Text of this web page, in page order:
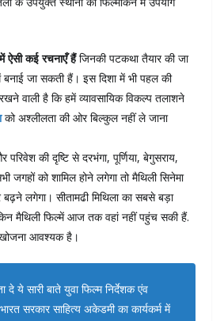
में ऐसी कई रचनाएँ हैंजिनकी पटकथा तैयार की जा
जा सकती हैं। इस दिशा में भी पहल की
वाली है कि हमें व्यावसायिक विकल्प तलाशने
को अश्लीलता की ओर बिल्कुल नहीं ले जाना
परिवेश की दृष्टि से दरभंगा, पूर्णिया, बेगुसराय,
को शामिल होने लगेगा तो मैथिली सिनेमा
लगेगा। सीतामढी मिथिला का सबसे बड़ा
मैथिली फिल्में आज तक वहां नहीं पहुंच सकी हैं.
आवश्यक है।
दे ये सारी बाते युवा फिल्म निर्देशक एंव
सरकार साहित्य अकेडमी का कार्यकर्म में